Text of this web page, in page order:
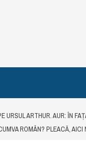
ARTHUR. AUR: ÎN
ROMÂN? PLEACĂ, AICI